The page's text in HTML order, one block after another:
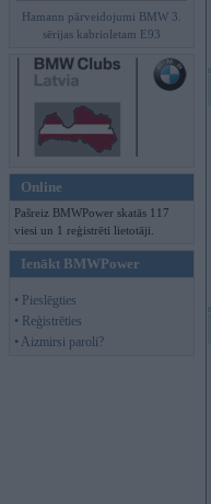
Hamann pārveidojumi BMW 3.
sērijas kabrioletam E93
Online
Pašreiz BMWPower skatās 117
viesi un 1 reģistrēti lietotāji.
Ienākt BMWPower
• Pieslēgties
• Reģistrēties
• Aizmirsi paroli?